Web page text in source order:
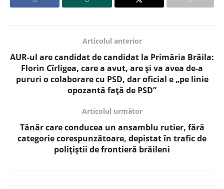
Articolul anterior
AUR-ul are candidat de candidat la Primăria Brăila:
Florin Cîrligea, care a avut, are și va avea de-a
pururi o colaborare cu PSD, dar oficial e „pe linie
opozantă față de PSD”
Articolul următor
Tânăr care conducea un ansamblu rutier, fără
categorie corespunzătoare, depistat în trafic de
polițiștii de frontieră brăileni